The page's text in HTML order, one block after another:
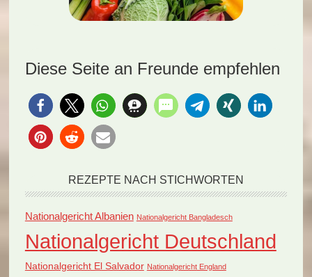
Diese Seite an Freunde empfehlen
REZEPTE NACH STICHWORTEN
Nationalgericht Albanien Nationalgericht Bangladesch
Nationalgericht Deutschland
Nationalgericht El Salvador Nationalgericht England